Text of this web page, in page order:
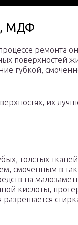
МДФ
ремонта
поверхностей
губкой,
их
толстых
смоченным в
на
кислоты,